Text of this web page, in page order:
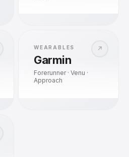
↗
WEARABLES
Garmin
Forerunner · Venu ·
Approach